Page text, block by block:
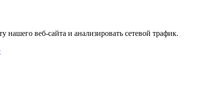
веб-сайта и анализировать сетевой трафик.